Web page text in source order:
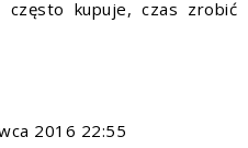
często kupuje, czas zrobić
2016 22:55